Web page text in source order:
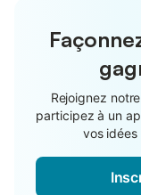
Rejoignez
participez à un
vos